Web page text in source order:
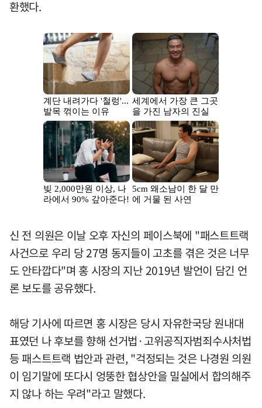
환했다.
신 전 의원은 이날 오후 자신의 페이스북에 "패스트트랙
사건으로 우리 당 27명 동지들이 고초를 겪은 것은 너무
도 안타깝다"며 홍 시장의 지난 2019년 발언이 담긴 언
론 보도를 공유했다.
해당 기사에 따르면 홍 시장은 당시 자유한국당 원내대
표였던 나 후보를 향해 선거법·고위공직자범죄수사처법
등 패스트트랙 법안과 관련, "걱정되는 것은 나경원 의원
이 임기말에 또다시 엉뚱한 협상안을 밀실에서 합의해주
지 않나 하는 우려"라고 말했다.